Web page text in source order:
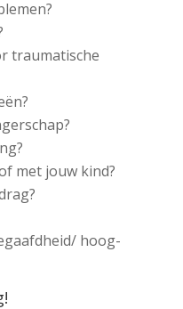
traumatische
met jouw kind?
hoog-